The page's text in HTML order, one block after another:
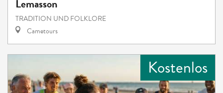
Lemasson
TRADITION UND FOLKLORE
Cametours
Kostenlos